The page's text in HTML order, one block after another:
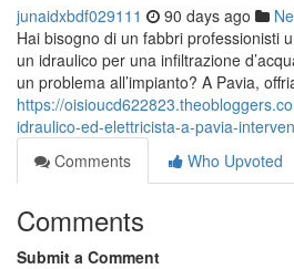
junaidxbdf029111 90 days ago
Hai bisogno di un fabbri professionisti
un idraulico per una infiltrazione
un problema all’impianto? A Pavia,
https://
idraulico-ed-elettricista-a-pavia-
Comments
Who Upvoted
Comments
Submit a Comment